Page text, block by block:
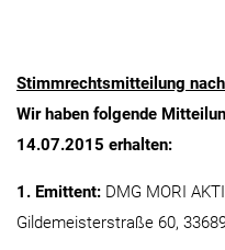
Stimmrechtsmitteilung
Wir haben folgende
14.07.2015 erhalten:
1. Emittent: DMG MORI
Gildemeisterstraße 60,